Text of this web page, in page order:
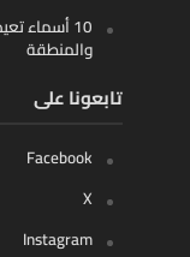
10 أسماء
والمنطقة
تابعونا على
Facebook
X
Instagram